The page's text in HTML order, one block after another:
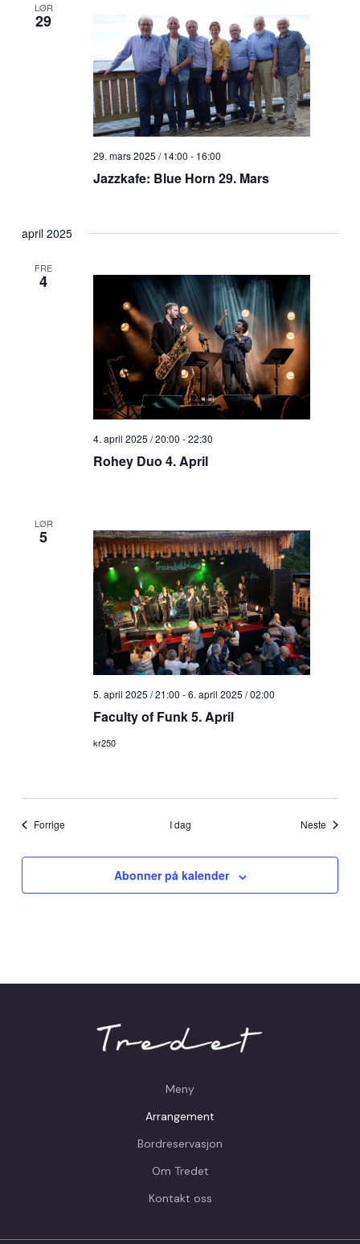
LØR
29
29. mars 2025 / 14:00 - 16:00
Jazzkafe: Blue Horn 29. Mars
april 2025
FRE
4
4. april 2025 / 20:00 -22:30
Rohey Duo 4. April
LØR
5
5. april 2025 / 21:00 -6. april 2025 / 02:00
Faculty of Funk 5. April
kr250
Forrige I dag Neste
Abonner på kalender
Meny
Arrangement
Bordreservasjon
Om Tredet
Kontakt oss